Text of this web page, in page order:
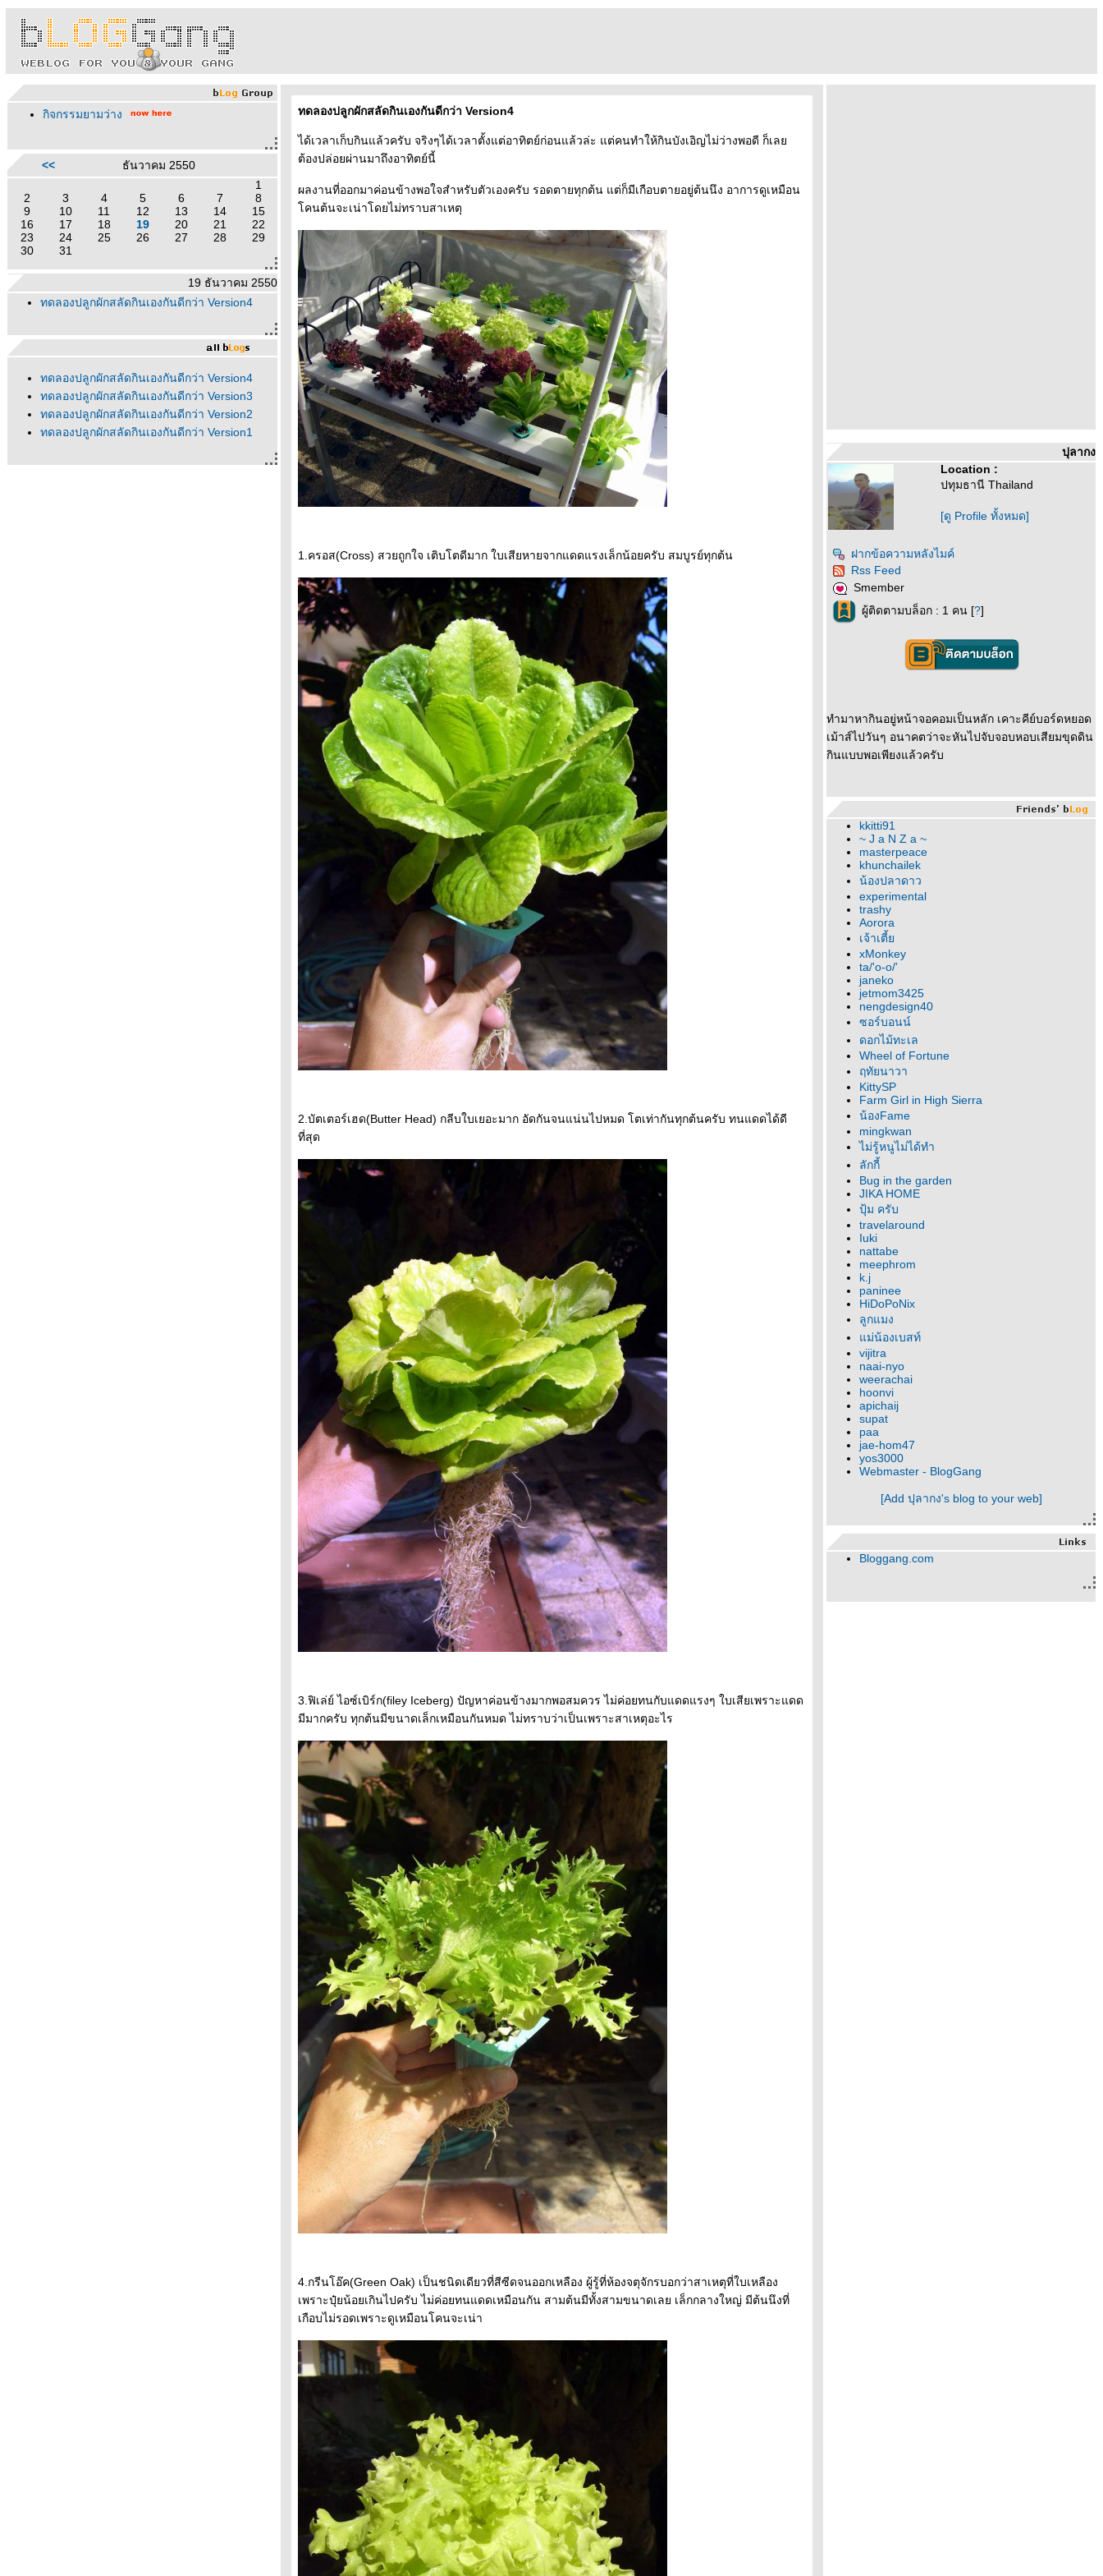
กิจกรรมยามว่าง
<<
ธันวาคม 2550
1
2
3 4 5 6 7
8
9
10 11 12 13 14
15
16
17 18 19 20 21
22
23
24 25 26 27 28
29
30
31
19 ธันวาคม 2550
ทดลองปลูกผักสลัดกินเองกันดีกว่า Version4
ทดลองปลูกผักสลัดกินเองกันดีกว่า Version4
ทดลองปลูกผักสลัดกินเองกันดีกว่า Version3
ทดลองปลูกผักสลัดกินเองกันดีกว่า Version2
ทดลองปลูกผักสลัดกินเองกันดีกว่า Version1
ทดลองปลูกผักสลัดกินเองกันดีกว่า Version4
ได้เวลาเก็บกินแล้วครับ จริงๆได้เวลาตั้งแต่อาทิตย์ก่อนแล้วล่ะ แต่คนทำให้กินบังเอิญไม่ว่างพอดี ก็เล
ต้องปล่อยผ่านมาถึงอาทิตย์นี้
ผลงานที่ออกมาค่อนข้างพอใจสำหรับตัวเองครับ รอดตายทุกต้น แต่ก็มีเกือบตายอยู่ต้นนึง อาการดูเหมือน
คนต้นจะเน่าโดยไม่ทราบสาเหตุ
1.ครอส(Cross) สวยถูกใจ เติบโตดีมาก ใบเสียหายจากแดดแรงเล็กน้อยครับ สมบูรย์ทุกต้น
2.บัตเตอร์เฮด(Butter Head) กลีบใบเยอะมาก อัดกันจนแน่นไปหมด โตเท่ากันทุกต้นครับ ทนแดดได้ดี
ที่สุด
3.ฟิเล่ย์ ไอซ์เบิร์ก(filey Iceberg) ปัญหาค่อนข้างมากพอสมควร ไม่ค่อยทนกับแดดแรงๆ ใบเสียเพราะแดด
มีมากครับ ทุกต้นมีขนาดเล็กเหมือนกันหมด ไม่ทราบว่าเป็นเพราะสาเหตุอะไร
4.กรีนโอ๊ค(Green Oak) เป็นชนิดเดียวที่สีซีดจนออกเหลือง ผู้รู้ที่ห้องจตุจักรบอกว่าสาเหตุที่ใบเหลือง
เพราะปุ๋ยน้อยเกินไปครับ ไม่ค่อยทนแดดเหมือนกัน สามต้นมีทั้งสามขนาดเลย เล็กกลางใหญ่ มีต้นนึงที่
เกือบไม่รอดเพราะดูเหมือนโคนจะเน่า
ปุลากง
Location :
ปทุมธานี Thailand
[ดู Profile ทั้งหมด]
ฝากข้อความหลังไมค์
Rss Feed
Smember
ผู้ติดตามบล็อก : 1 คน [?]
ทำมาหากินอยู่หน้าจอคอมเป็นหลัก เคาะคีย์บอร์ดหยอด
เม้าส์ไปวันๆ อนาคตว่าจะหันไปจับจอบหอบเสียมขุดดิน
กินแบบพอเพียงแล้วครับ
kkitti91
~ J a N Z a ~
masterpeace
khunchailek
น้องปลาดาว
experimental
trashy
Aorora
เจ้าเตี้
xMonkey
ta/'o-o/'
janeko
jetmom3425
nengdesign40
ซอร์บอนน์
ดอกไม้ทะเล
Wheel of Fortune
ฤทัยนาวา
KittySP
Farm Girl in High Sierra
น้องFame
mingkwan
ไม่รู้หนูไม่ได้ทำ
ลักกี้
Bug in the garden
JIKA HOME
ปุ้ม ครับ
travelaround
Iuki
nattabe
meephrom
k.j
paninee
HiDoPoNix
ลูกแมง
ม่น้องเบสท์
vijitra
naai-nyo
weerachai
hoonvi
apichaij
supat
paa
jae-hom47
yos3000
Webmaster - BlogGang
[Add ปุลากง's blog to your web]
Bloggang.com